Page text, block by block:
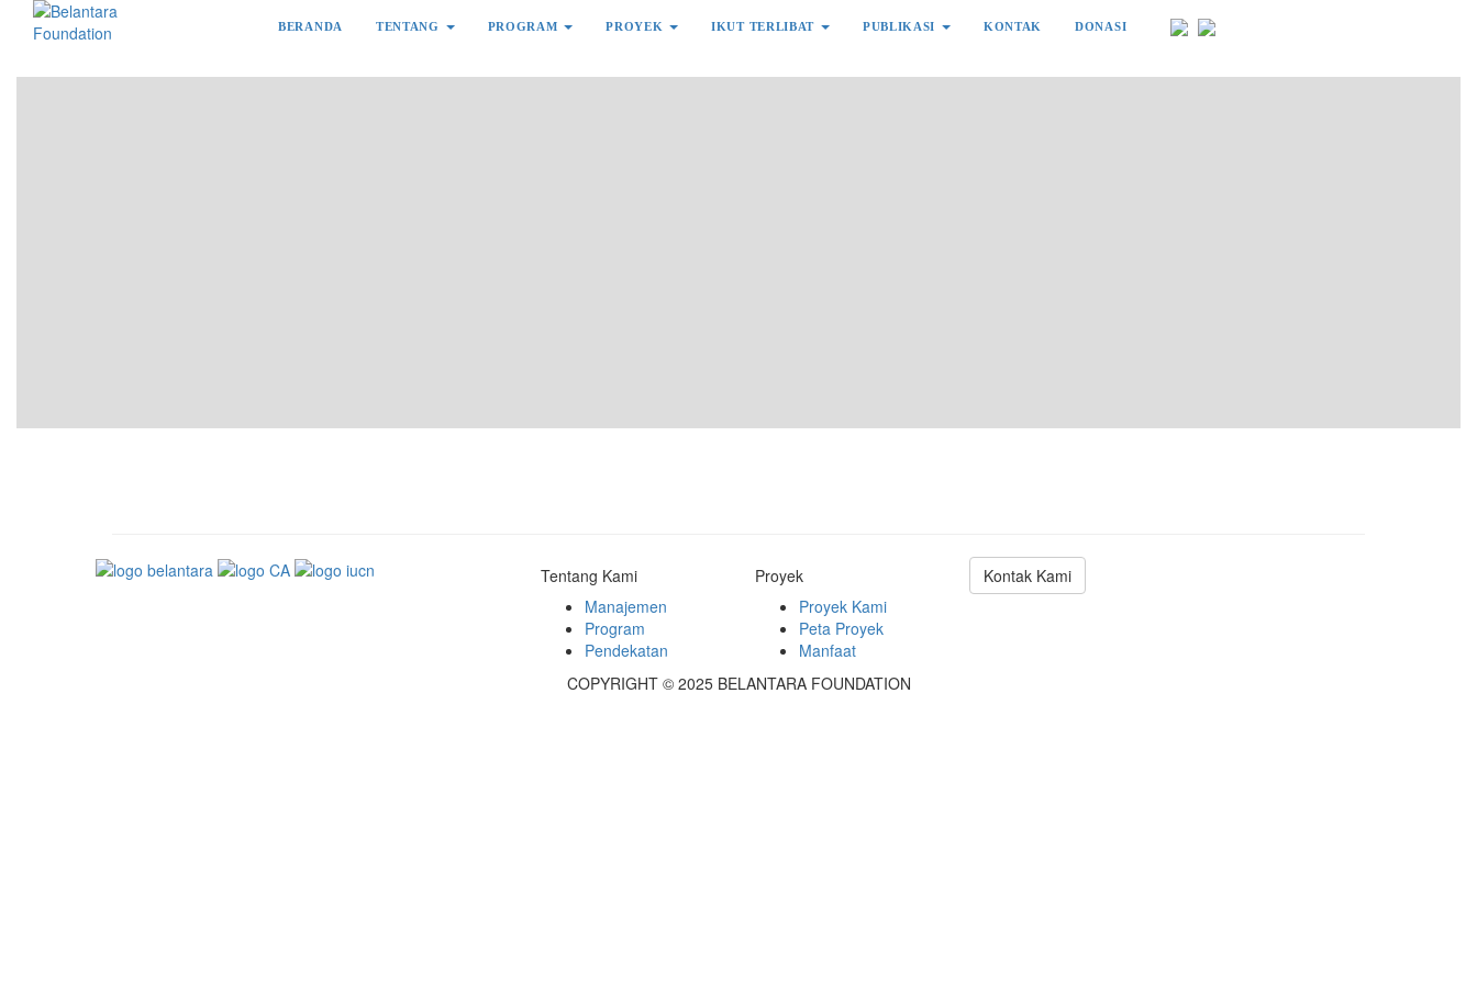
BERANDA TENTANG PROGRAM PROYEK IKUT TERLIBAT PUBLIKASI KONTAK DONASI
Tentang Kami
Manajemen
Program
Pendekatan
Proyek
Proyek Kami
Peta Proyek
Manfaat
Kontak Kami
COPYRIGHT © 2025 BELANTARA FOUNDATION